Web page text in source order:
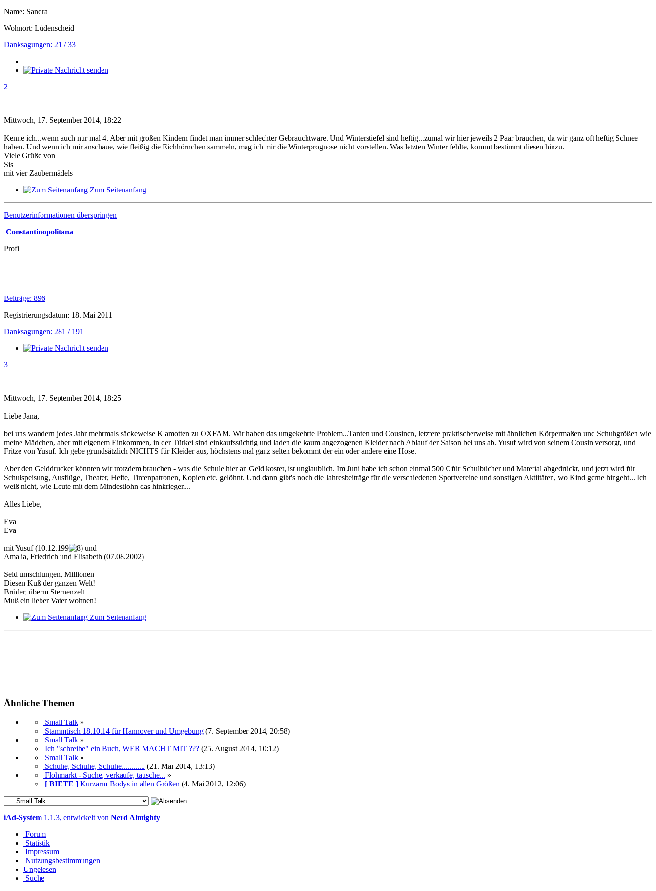
Name: Sandra
Wohnort: Lüdenscheid
Danksagungen: 21 / 33
2
Mittwoch, 17. September 2014, 18:22
Kenne ich...wenn auch nur mal 4. Aber mit großen Kindern findet man immer schlechter Gebrauchtware. Und Winterstiefel sind heftig...zumal wir hier jeweils 2 Paar brauchen, da wir ganz oft heftig Schnee
haben. Und wenn ich mir anschaue, wie fleißig die Eichhörnchen sammeln, mag ich mir die Winterprognose nicht vorstellen. Was letzten Winter fehlte, kommt bestimmt diesen hinzu.
Viele Grüße von
Sis
mit vier Zaubermädels
Zum Seitenanfang
Benutzerinformationen überspringen
Constantinopolitana
Profi
Beiträge: 896
Registrierungsdatum: 18. Mai 2011
Danksagungen: 281 / 191
3
Mittwoch, 17. September 2014, 18:25
Liebe Jana,
bei uns wandern jedes Jahr mehrmals säckeweise Klamotten zu OXFAM. Wir haben das umgekehrte Problem...Tanten und Cousinen, letztere praktischerweise mit ähnlichen Körpermaßen und Schuhgrößen wie
meine Mädchen, aber mit eigenem Einkommen, in der Türkei sind einkaufssüchtig und laden die kaum angezogenen Kleider nach Ablauf der Saison bei uns ab. Yusuf wird von seinem Cousin versorgt, und
Fritze von Yusuf. Ich gebe grundsätzlich NICHTS für Kleider aus, höchstens mal ganz selten bekommt der ein oder andere eine Hose.
Aber den Gelddrucker könnten wir trotzdem brauchen - was die Schule hier an Geld kostet, ist unglaublich. Im Juni habe ich schon einmal 500 € für Schulbücher und Material abgedrückt, und jetzt wird für
Schulspeisung, Ausflüge, Theater, Hefte, Tintenpatronen, Kopien etc. gelöhnt. Und dann gibt's noch die Jahresbeiträge für die verschiedenen Sportvereine und sonstigen Aktiitäten, wo Kind gerne hingeht... Ich
weiß nicht, wie Leute mit dem Mindestlohn das hinkriegen...
Alles Liebe,
Eva
Eva
mit Yusuf (10.12.199
und
Amalia, Friedrich und Elisabeth (07.08.2002)
Seid umschlungen, Millionen
Diesen Kuß der ganzen Welt!
Brüder, überm Sternenzelt
Muß ein lieber Vater wohnen!
Zum Seitenanfang
Ähnliche Themen
Small Talk »
Stammtisch 18.10.14 für Hannover und Umgebung (7. September 2014, 20:58)
Small Talk »
Ich "schreibe" ein Buch, WER MACHT MIT ??? (25. August 2014, 10:12)
Small Talk »
Schuhe, Schuhe, Schuhe............ (21. Mai 2014, 13:13)
Flohmarkt - Suche, verkaufe, tausche... »
[ BIETE ] Kurzarm-Bodys in allen Größen (4. Mai 2012, 12:06)
iAd-System 1.1.3, entwickelt von Nerd Almighty
Forum
Statistik
Impressum
Nutzungsbestimmungen
Ungelesen
Suche